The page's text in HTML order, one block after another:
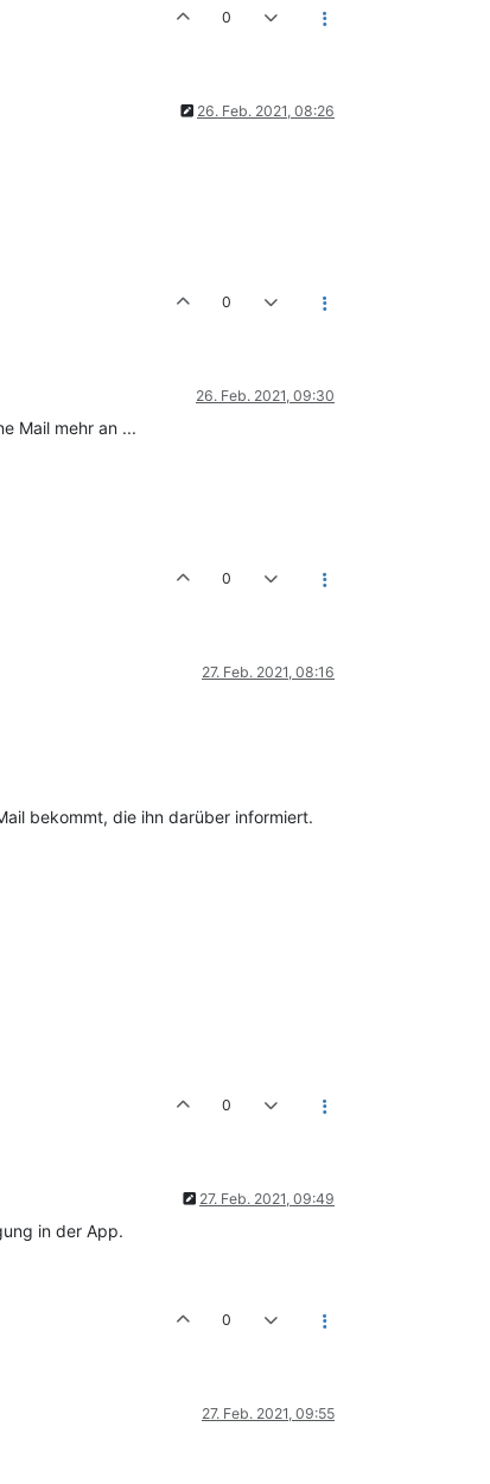
0
26. Feb. 2021, 08:26
0
26. Feb. 2021, 09:30
Mail mehr an ...
0
27. Feb. 2021, 08:16
bekommt, die ihn darüber informiert.
0
27. Feb. 2021, 09:49
in der App.
0
27. Feb. 2021, 09:55